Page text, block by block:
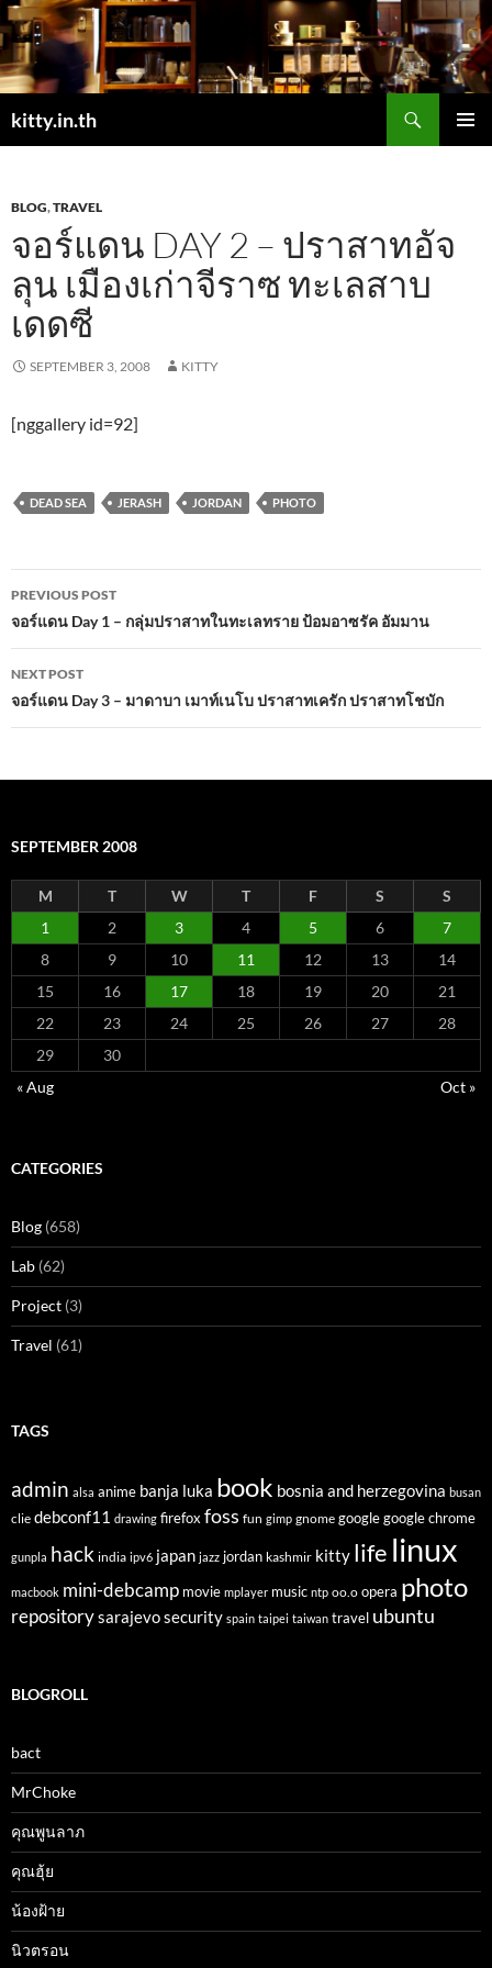
Skip
to
content
kitty.in.th
BLOG,TRAVEL
จอร์แดน DAY 2 – ปราสาทอัจ
ลุน เมืองเก่าจีราซ ทะเลสาบ
เดดซี
SEPTEMBER 3, 2008 KITTY
[nggallery id=92]
DEAD SEA JERASH JORDAN PHOTO
Post
navigation
PREVIOUS POST
จอร์แดน Day 1 – กลุ่มปราสาทในทะเลทราย ป้อมอาซรัค อัมมาน
NEXT POST
จอร์แดน Day 3 – มาดาบา เมาท์เนโบ ปราสาทเครัก ปราสาทโชบัก
SEPTEMBER 2008
M T W T F S
S
1
2 3 4 5 6
7
8
9 10 11 12 13
14
15
16 17 18 19 20
21
22
23 24 25 26 27
28
29
30
« Aug
Oct »
CATEGORIES
Blog (658)
Lab (62)
Project (3)
Travel (61)
TAGS
admin alsa anime banja luka book bosnia and herzegovina busan
clie debconf11 drawing firefoxfoss fun gimp gnome google google chrome
gunpla hack india ipv6 japan jazz jordan kashmir kitty life linux
macbook mini-debcamp movie mplayer music ntp oo.o opera photo
repositorysarajevosecurity spain taipei taiwan travel ubuntu
BLOGROLL
bact
MrChoke
คุณพูนลาภ
คุณฮุ้ย
น้องฝ้าย
นิวตรอน